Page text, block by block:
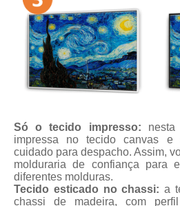
Só o tecido impresso:
impressa no tecido canvas
cuidado para despacho. Assim,
molduraria de confiança para
diferentes molduras.
Tecido esticado no chassi: a
chassi de madeira, com